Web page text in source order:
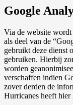
Google
Via de website
als deel van de
gebruikt deze dienst
gebruiken. Hierbij
worden
verschaffen indien
zover derden de
Hurricanes heeft hier